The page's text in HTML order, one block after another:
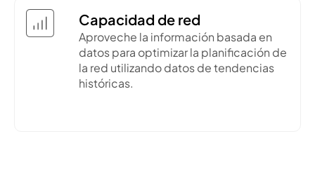
Capacidad de red
Aproveche la información basada en
datos para optimizar la planificación de
la red utilizando datos de tendencias
históricas.